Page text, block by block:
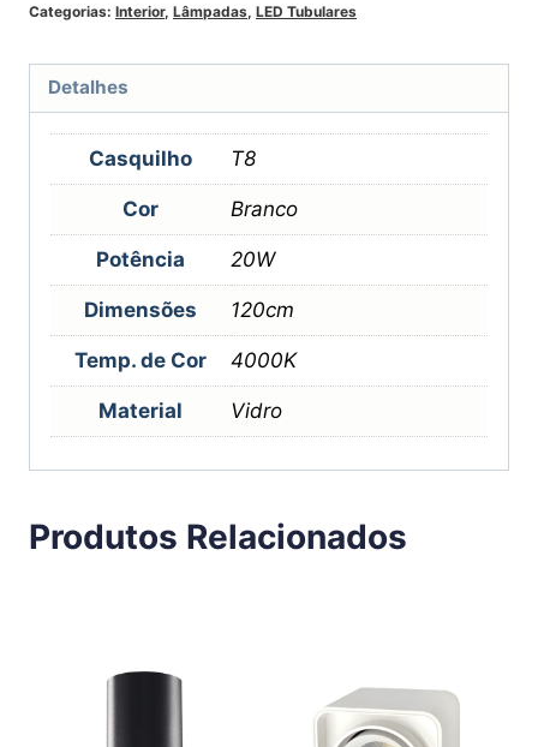
Categorias: Interior, Lâmpadas, LED Tubulares
Detalhes
Casquilho T8
Cor Branco
Potência 20W
Dimensões 120cm
Temp. de Cor 4000K
Material Vidro
Produtos Relacionados